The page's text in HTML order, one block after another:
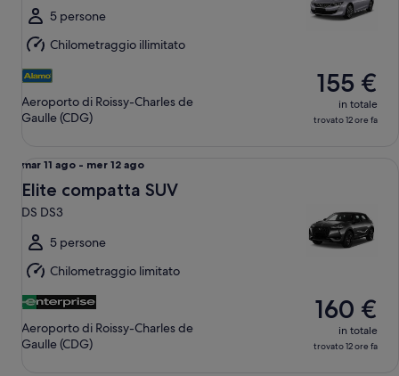
mer
12
ago
5 persone
Chilometraggio illimitato
Aeroporto di Roissy-Charles de
Gaulle (CDG)
155 €
in totale
trovato 12 ore fa
Da
mar
11
ago
mer
12
ago
mar 11 ago - mer 12 ago
Elite compatta SUV
DS DS3
5 persone
Chilometraggio limitato
Aeroporto di Roissy-Charles de
Gaulle (CDG)
160 €
in totale
trovato 12 ore fa